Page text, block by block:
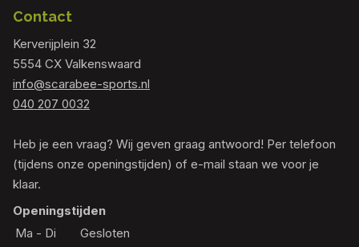
Contact
Kerverijplein 32
5554 CX Valkenswaard
info@scarabee-sports.nl
040 207 0032
Heb je een vraag? Wij geven graag antwoord! Per telefoon
(tijdens onze openingstijden) of e-mail staan we voor je
klaar.
Openingstijden
Ma - Di
Gesloten